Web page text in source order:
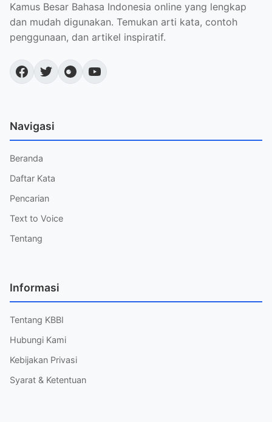
Kamus Besar Bahasa Indonesia online yang lengkap
dan mudah digunakan. Temukan arti kata, contoh
penggunaan, dan artikel inspiratif.
Navigasi
Beranda
Daftar Kata
Pencarian
Text to Voice
Tentang
Informasi
Tentang KBBI
Hubungi Kami
Kebijakan Privasi
Syarat & Ketentuan